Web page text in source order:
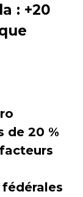
: +20
de 20 %